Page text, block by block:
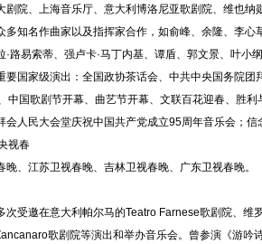
院、上海音乐厅、意大利博洛尼亚歌剧院、维也
知名作曲家以及指挥家合作，如俞峰、余隆、李心
·路易索蒂、强卢卡·马丁内基、谭盾、郭文景、叶
国家级演出：全国政协茶话会、中共中央国务院
国歌剧节开幕、曲艺节开幕、文联百花迎春、胜
会人民大会堂庆祝中国共产党成立95周年音乐会
视春
、江苏卫视春晚、吉林卫视春晚、广东卫视春晚。
受邀在意大利帕尔马的Teatro Farnese歌剧院、
歌剧院等演出和举办音乐会。曾参演《游吟